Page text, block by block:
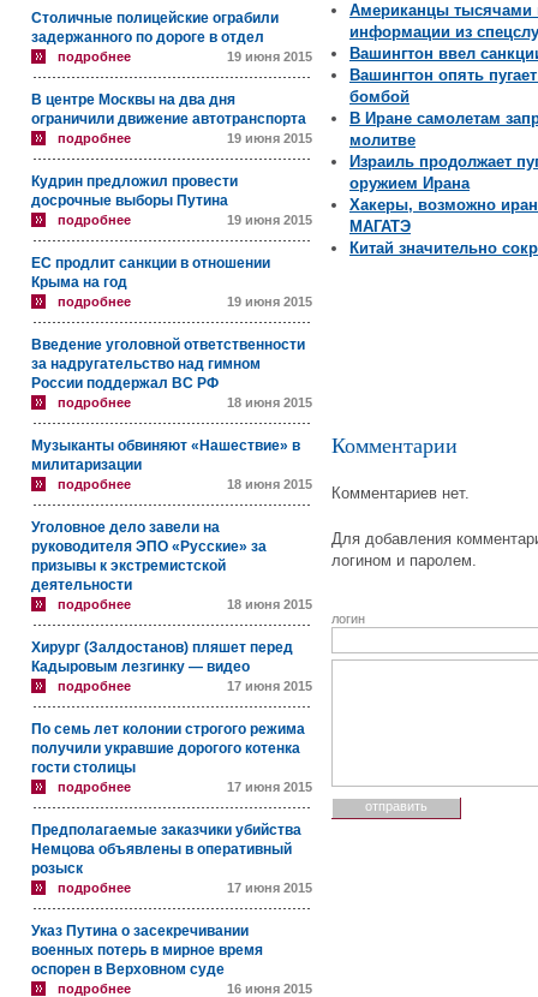
Столичные полицейские ограбили
задержанного по дороге в отдел
подробнее 19 июня 2015
В центре Москвы на два дня
ограничили движение автотранспорта
подробнее 19 июня 2015
Кудрин предложил провести
досрочные выборы Путина
подробнее 19 июня 2015
ЕС продлит санкции в отношении
Крыма на год
подробнее 19 июня 2015
Введение уголовной ответственности
за надругательство над гимном
России поддержал ВС РФ
подробнее 18 июня 2015
Музыканты обвиняют «Нашествие» в
милитаризации
подробнее 18 июня 2015
Уголовное дело завели на
руководителя ЭПО «Русские» за
призывы к экстремистской
деятельности
подробнее 18 июня 2015
Хирург (Залдостанов) пляшет перед
Кадыровым лезгинку — видео
подробнее 17 июня 2015
По семь лет колонии строгого режима
получили укравшие дорогого котенка
гости столицы
подробнее 17 июня 2015
Предполагаемые заказчики убийства
Немцова объявлены в оперативный
розыск
подробнее 17 июня 2015
Указ Путина о засекречивании
военных потерь в мирное время
оспорен в Верховном суде
подробнее 16 июня 2015
Американцы тысячами
информации из
Вашингтон ввел
Вашингтон опять
бомбой
В Иране самолетам
молитве
Израиль продолжает
оружием Ирана
Хакеры, возможно
МАГАТЭ
Китай значительно
Комментарии
Комментариев нет.
Для добавления
логином и паролем.
логин